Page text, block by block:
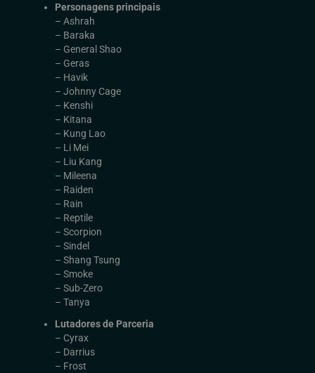
Personagens principais
– Ashrah
– Baraka
– General Shao
– Geras
– Havik
– Johnny Cage
– Kenshi
– Kitana
– Kung Lao
– Li Mei
– Liu Kang
– Mileena
– Raiden
– Rain
– Reptile
– Scorpion
– Sindel
– Shang Tsung
– Smoke
– Sub-Zero
– Tanya
Lutadores de Parceria
– Cyrax
– Darrius
– Frost